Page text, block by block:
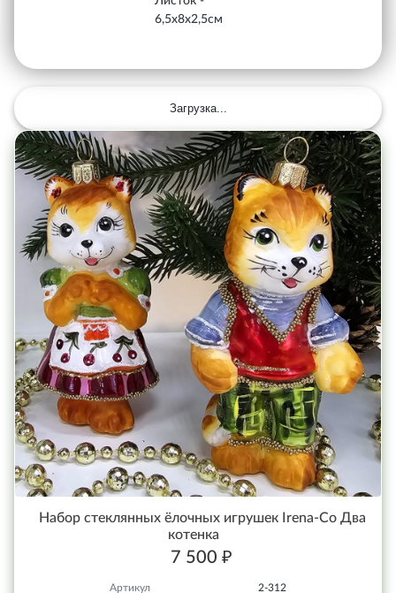
6,5х8х2,5см
Загрузка...
Набор стеклянных ёлочных игрушек Irena-Co Два
котенка
7 500 ₽
Артикул 2-312